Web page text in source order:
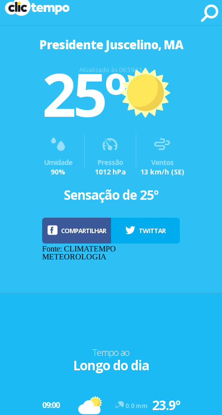
Presidente Juscelino, MA
Fonte: CLIMATEMPO METEOROLOGIA
Atualizado às 06:59:11
25º
Umidade
90%
Pressão
1012 hPa
Ventos
13 km/h (SE)
Sensação de 25º
COMPARTILHAR TWITTAR
Fonte: CLIMATEMPO
METEOROLOGIA
Tempo ao
Longo do dia
09:00 0.0 mm 23.9º